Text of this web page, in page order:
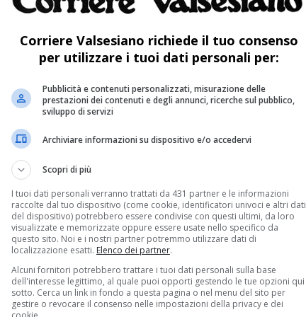
ampliano gli orari di apertura a
Gattinara
di apertura degli ambulatori di Quarona,
sono pensati per il rilascio di
per la prenotazione di eventuali visite a
di apertura di tutti e 7 gli Ambulatori attivi
Corriere Valsesiano richiede il tuo consenso
per utilizzare i tuoi dati personali per:
Pubblicità e contenuti personalizzati, misurazione delle
prestazioni dei contenuti e degli annunci, ricerche sul pubblico,
sviluppo di servizi
Archiviare informazioni su dispositivo e/o accedervi
Scopri di più
I tuoi dati personali verranno trattati da 431 partner e le informazioni
raccolte dal tuo dispositivo (come cookie, identificatori univoci e altri dati
del dispositivo) potrebbero essere condivise con questi ultimi, da loro
visualizzate e memorizzate oppure essere usate nello specifico da
questo sito. Noi e i nostri partner potremmo utilizzare dati di
localizzazione esatti. Elenco dei partner.
Alcuni fornitori potrebbero trattare i tuoi dati personali sulla base
dell'interesse legittimo, al quale puoi opporti gestendo le tue opzioni qui
sotto. Cerca un link in fondo a questa pagina o nel menu del sito per
gestire o revocare il consenso nelle impostazioni della privacy e dei